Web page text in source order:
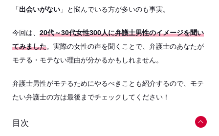
「出会いがない 」と悩んでいる方が多いのも事実。
今回は、 20代～30代女性300人に弁護士男性のイメージを聞い
てみました。実際の女性の声を聞くことで、弁護士のあなたが
モテる・モテない理由が分かるかもしれません。
弁護士男性がモテるためにやるべきことも紹介するので、モテ
たい弁護士の方は最後までチェックしてください！
目次